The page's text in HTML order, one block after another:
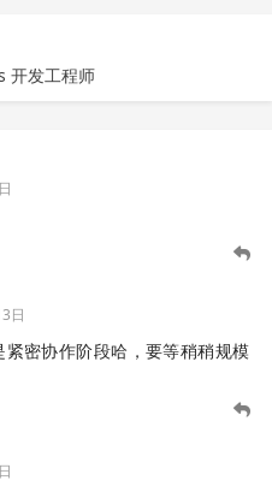
开发工程师
日
紧密协作阶段哈，要等稍稍规模